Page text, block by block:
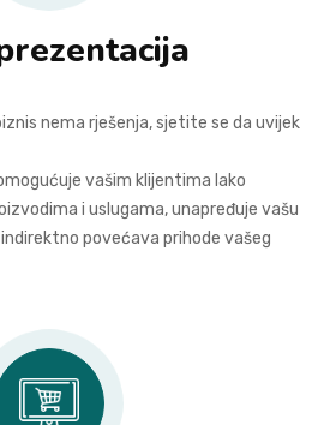
nema rješenja, sjetite se da uvijek
vašim klijentima lako
i uslugama, unapređuje vašu
povećava prihode vašeg